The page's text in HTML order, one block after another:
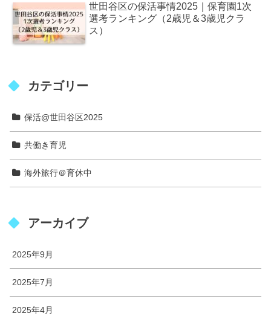
世田谷区の保活事情2025｜保育園1次
選考ランキング（2歳児＆3歳児クラ
ス）
カテゴリー
保活@世田谷区2025
共働き育児
海外旅行＠育休中
アーカイブ
2025年9月
2025年7月
2025年4月